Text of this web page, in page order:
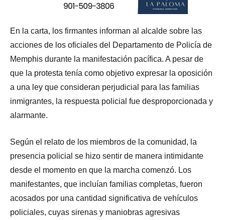
En la carta, los firmantes informan al alcalde sobre las
acciones de los oficiales del Departamento de Policía de
Memphis durante la manifestación pacífica. A pesar de
que la protesta tenía como objetivo expresar la oposición
a una ley que consideran perjudicial para las familias
inmigrantes, la respuesta policial fue desproporcionada y
alarmante.
Según el relato de los miembros de la comunidad, la
presencia policial se hizo sentir de manera intimidante
desde el momento en que la marcha comenzó. Los
manifestantes, que incluían familias completas, fueron
acosados por una cantidad significativa de vehículos
policiales, cuyas sirenas y maniobras agresivas